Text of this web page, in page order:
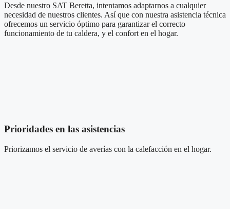
Desde nuestro SAT Beretta, intentamos adaptarnos a cualquier
necesidad de nuestros clientes. Así que con nuestra asistencia técnica
ofrecemos un servicio óptimo para garantizar el correcto
funcionamiento de tu caldera, y el confort en el hogar.
Prioridades en las asistencias
Priorizamos el servicio de averías con la calefacción en el hogar.